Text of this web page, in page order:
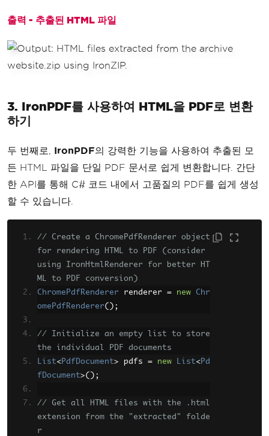
출력 - 추출된 HTML 파일
3. IronPDF를 사용하여 HTML을 PDF로 변환
하기
두 번째로, IronPDF의 강력한 기능을 사용하여 추출된 모
든 HTML 파일을 단일 PDF 문서로 쉽게 변환합니다. 간단
한 API를 통해 C# 코드 내에서 고품질의 PDF를 쉽게 생성
할 수 있습니다.
// Create a ChromePdfRenderer object
for rendering HTML to PDF (consider
using IronHtmlRenderer for better HT
ML to PDF conversion)
ChromePdfRenderer renderer = new
Chr
omePdfRenderer();
// Initialize an empty list to store
the individual PDF documents
List<PdfDocument> pdfs = new List<Pd
fDocument>();
// Get all HTML files with the .html
extension from the "extracted" folde
r